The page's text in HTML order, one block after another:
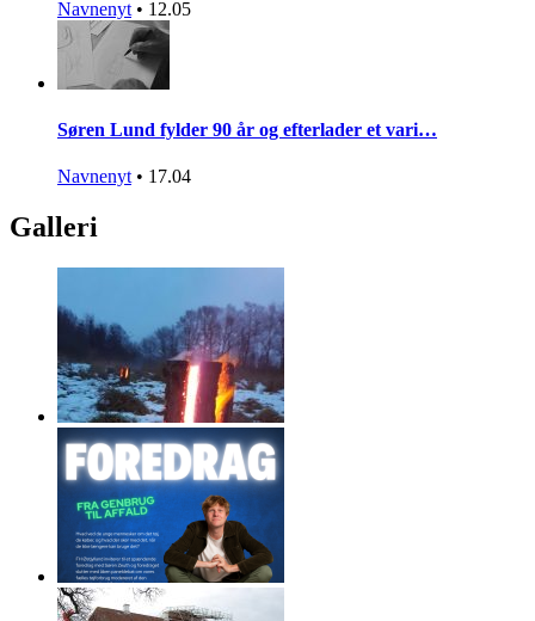
Navnenyt • 12.05
Søren Lund fylder 90 år og efterlader et vari…
Navnenyt • 17.04
Galleri